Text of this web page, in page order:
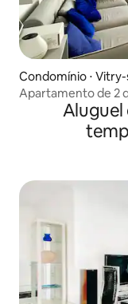
Condomínio ⋅
Apartamento de 2
Aluguel